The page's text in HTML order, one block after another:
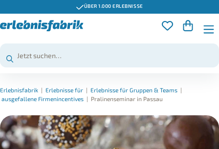
ÜBER 1.000 ERLEBNISSE
Erlebnisfabrik | Erlebnisse für | Erlebnisse für Gruppen & Teams |
ausgefallene Firmenincentives | Pralinenseminar in Passau